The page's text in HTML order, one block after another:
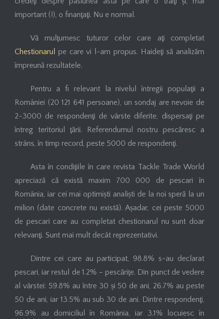
important (!), o finanţaţi. Nu e normal.
Vă mulţumesc tuturor celor care aţi completat
Chestionarul
pe care vi l-am propus. Haideţi să analizăm
împreună rezultatele.
Pentru a fi relevant la nivelul întregii populaţii a
României (20 121 641 persoane), un sondaj are nevoie de
2-3000 de respondenţi de vârste diferite, dispersaţi pe
întreg teritoriul ţării. Referendumul nostru pescăresc a
strâns, în timp record, peste 5000 de respondenţi.
Asta în condiţiile în care revista Tackle Trade World
apreciază că există maxim 700 000 de pescari în
România, iar cei mai optimiști analiști de la noi speră la un
milion (date concrete nu există). Așadar, cei peste 5000
de pescari care au completat chestionarul nu sunt doar
relevanţi. Sunt mai mult decât reprezentativi.
Dintre cei care au participat, 98.8% s-au declarat
pescari, iar restul de 1.2% – pescăriţe. Din punct de vedere
al vârstei: 59.8% au între 30 și 50 de ani, 26.7% au peste
50 de ani, iar 13.5% au sub 30 de ani. Dintre respondenţi,
96.9% au domiciliul în România, iar 3.1% locuiesc în